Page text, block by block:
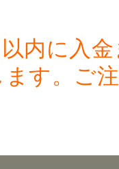
内に入
す。ご